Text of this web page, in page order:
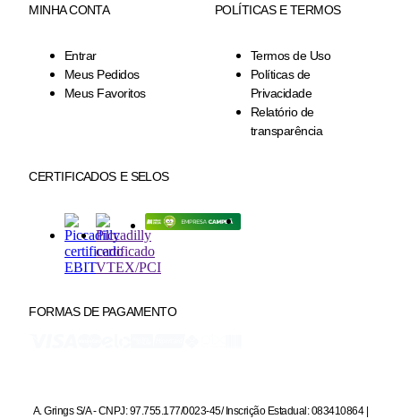
MINHA CONTA
Entrar
Meus Pedidos
Meus Favoritos
POLÍTICAS E TERMOS
Termos de Uso
Políticas de
Privacidade
Relatório de
transparência
CERTIFICADOS E SELOS
FORMAS DE PAGAMENTO
A. Grings S/A - CNPJ: 97.755.177/0023-45/ Inscrição Estadual: 083410864 |